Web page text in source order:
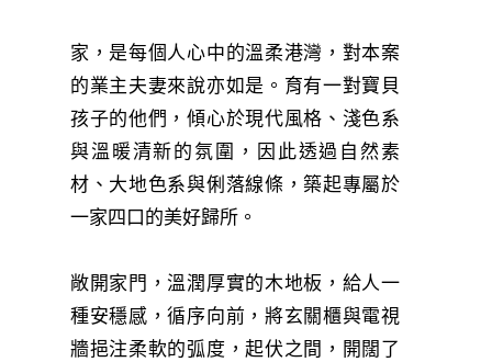
家，是每個人心中的溫柔港灣，對本案
的業主夫妻來說亦如是。育有一對寶貝
孩子的他們，傾心於現代風格、淺色系
與溫暖清新的氛圍，因此透過自然素
材、大地色系與俐落線條，築起專屬於
一家四口的美好歸所。
敞開家門，溫潤厚實的木地板，給人一
種安穩感，循序向前，將玄關櫃與電視
牆挹注柔軟的弧度，起伏之間，開闊了